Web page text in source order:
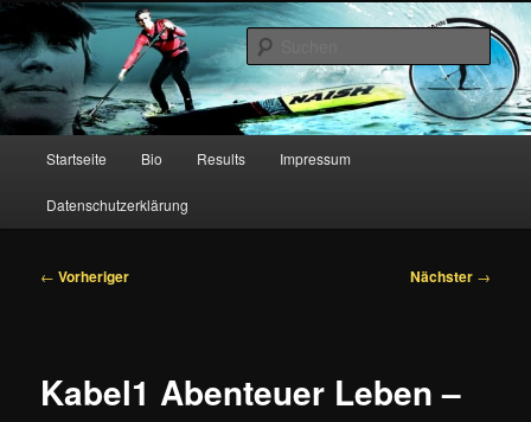
Zum
primären
Inhalt
springenChristian Hahn – Stand Up
Paddling
Startseite Bio Results Impressum
Datenschutzerklärung
Beitragsnavigation
← Vorheriger Nächster →
Kabel1 Abenteuer Leben –